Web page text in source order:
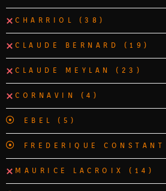
CHARRIOL (38)
CLAUDE BERNARD (19)
CLAUDE MEYLAN (23)
CORNAVIN (4)
EBEL (5)
FREDERIQUE CONSTANT
MAURICE LACROIX (14)